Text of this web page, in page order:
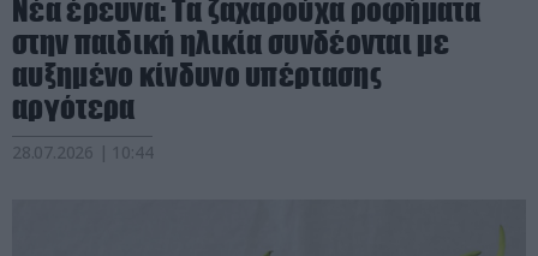
Νέα έρευνα: Τα ζαχαρούχα ροφήματα
στην παιδική ηλικία συνδέονται με
αυξημένο κίνδυνο υπέρτασης
αργότερα
28.07.2026 | 10:44